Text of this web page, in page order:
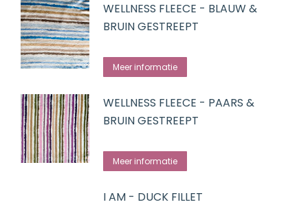
WELLNESS FLEECE - BLAUW &
BRUIN GESTREEPT
Meer informatie
WELLNESS FLEECE - PAARS &
BRUIN GESTREEPT
Meer informatie
I AM - DUCK FILLET